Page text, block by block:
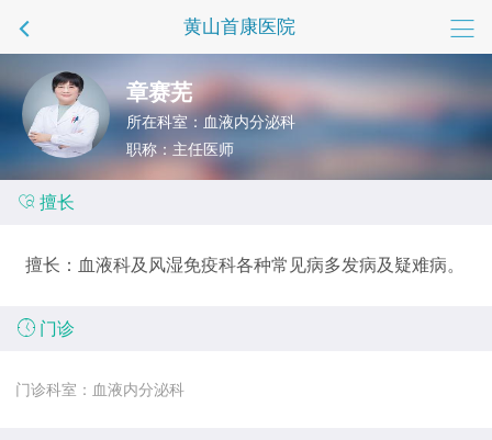
黄山首康医院
章赛芜
所在科室：血液内分泌科
职称：主任医师
 擅长
擅长：血液科及风湿免疫科各种常见病多发病及疑难病。
 门诊
门诊科室：血液内分泌科